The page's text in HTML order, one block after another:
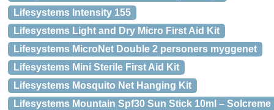
Lifesystems Intensity 155
Lifesystems Light and Dry Micro First Aid Kit
Lifesystems MicroNet Double 2 personers myggenet
Lifesystems Mini Sterile First Aid Kit
Lifesystems Mosquito Net Hanging Kit
Lifesystems Mountain Spf30 Sun Stick 10ml – Solcreme